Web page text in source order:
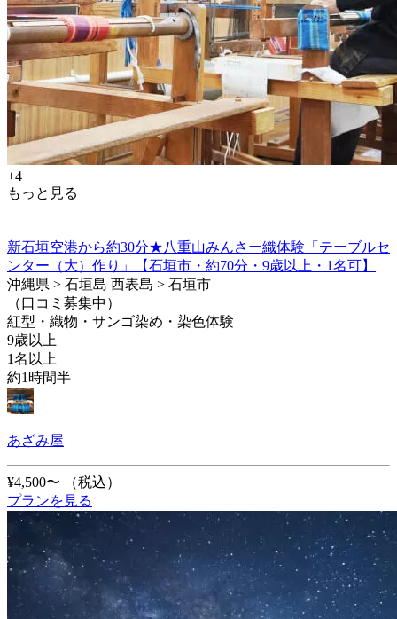
+4
もっと見る
新石垣空港から約30分★八重山みんさー織体験「テーブルセ
ンター（大）作り」【石垣市・約70分・9歳以上・1名可】
沖縄県 > 石垣島 西表島 > 石垣市
（口コミ募集中）
紅型・織物・サンゴ染め・染色体験
9歳以上
1名以上
約1時間半
あざみ屋
¥4,500〜
（税込）
プランを見る